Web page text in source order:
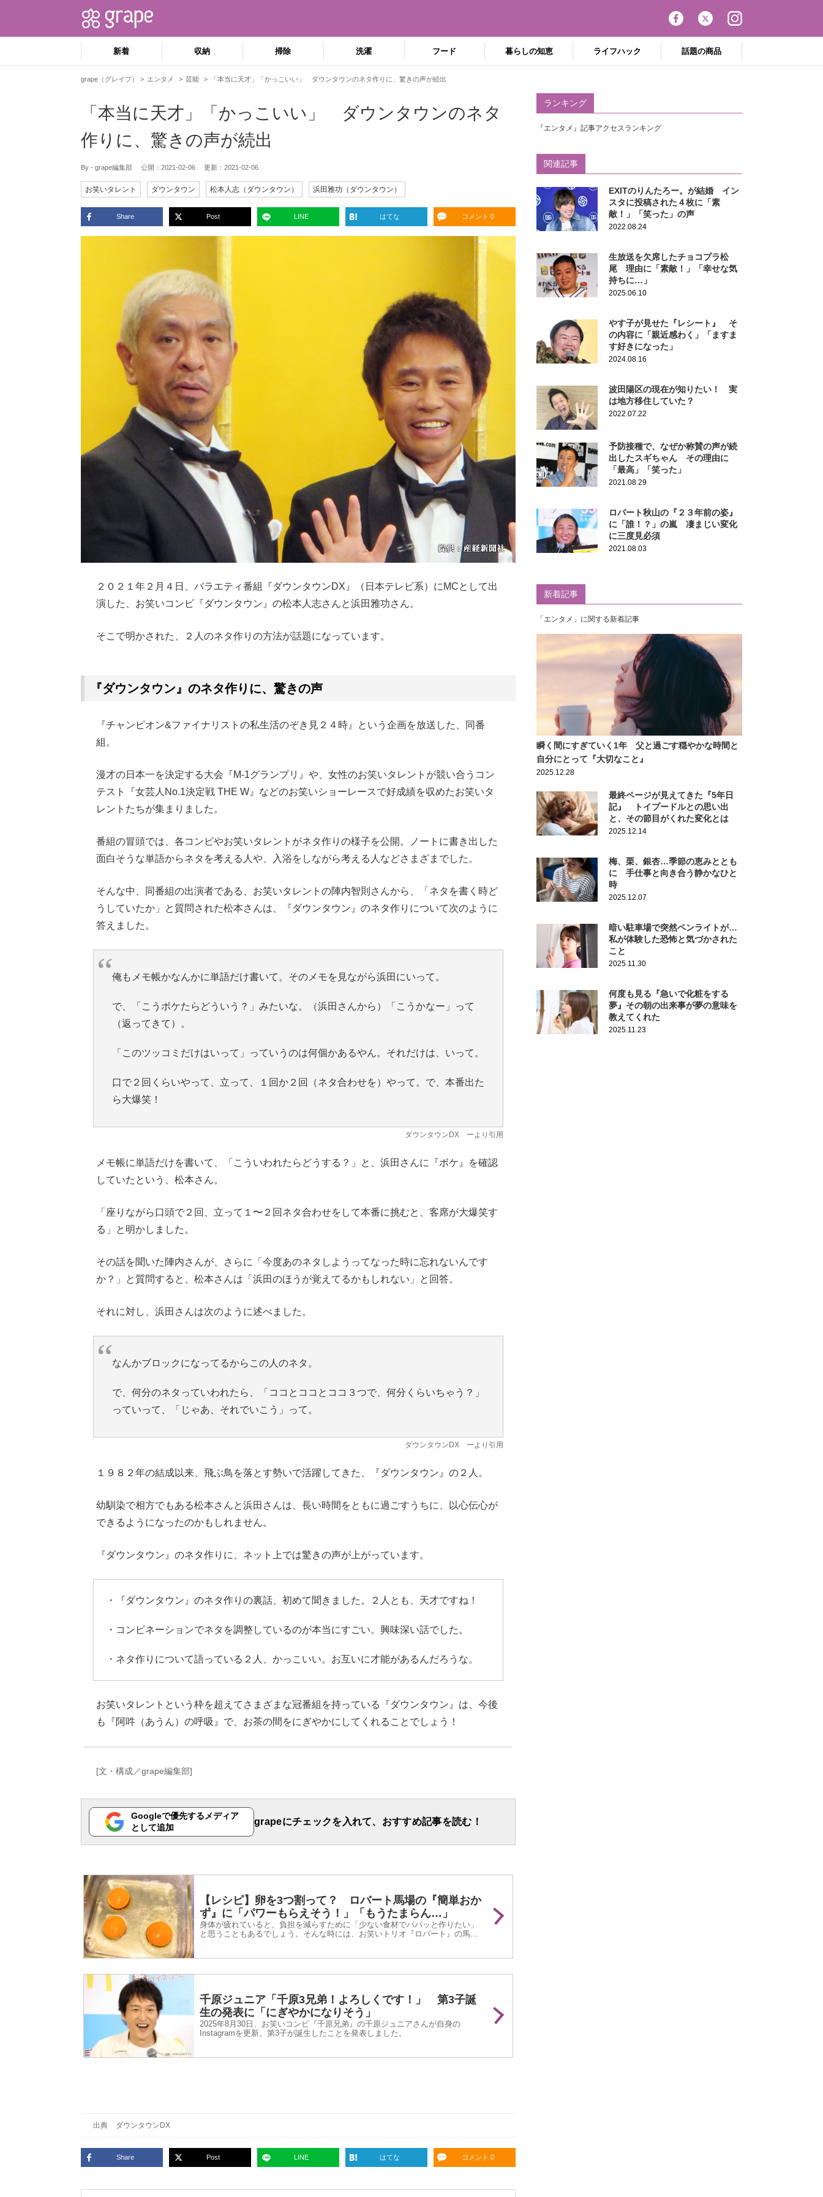
新着 収納 掃除 洗濯 フード 暮らしの知恵 ライフハック 話題の商品
grape（グレイプ） エンタメ 芸能 「本当に天才」「かっこいい」 ダウンタウンのネタ作りに、驚きの声が続出
「本当に天才」「かっこいい」 ダウンタウンのネタ
作りに、驚きの声が続出
By - grape編集部 公開： 2021-02-06 更新： 2021-02-06
お笑いタレント ダウンタウン 松本人志（ダウンタウン） 浜田雅功（ダウンタウン）
Share Post LINE はてな コメント 0
２０２１年２月４日、バラエティ番組『ダウンタウンDX』（日本テレビ系）にMCとして出
演した、お笑いコンビ『ダウンタウン』の松本人志さんと浜田雅功さん。
そこで明かされた、２人のネタ作りの方法が話題になっています。
『ダウンタウン』のネタ作りに、驚きの声
『チャンピオン&ファイナリストの私生活のぞき見２４時』という企画を放送した、同番
組。
漫才の日本一を決定する大会『M-1グランプリ』や、女性のお笑いタレントが競い合うコン
テスト『女芸人No.1決定戦 THE W』などのお笑いショーレースで好成績を収めたお笑いタ
レントたちが集まりました。
番組の冒頭では、各コンビやお笑いタレントがネタ作りの様子を公開。ノートに書き出した
面白そうな単語からネタを考える人や、入浴をしながら考える人などさまざまでした。
そんな中、同番組の出演者である、お笑いタレントの陣内智則さんから、「ネタを書く時ど
うしていたか」と質問された松本さんは、『ダウンタウン』のネタ作りについて次のように
答えました。
俺もメモ帳かなんかに単語だけ書いて。そのメモを見ながら浜田にいって。
で、「こうボケたらどういう？」みたいな。（浜田さんから）「こうかなー」って
（返ってきて）。
「このツッコミだけはいって」っていうのは何個かあるやん。それだけは、いって。
口で２回くらいやって、立って、１回か２回（ネタ合わせを）やって。で、本番出た
ら大爆笑！
ダウンタウンDX ーより引用
メモ帳に単語だけを書いて、「こういわれたらどうする？」と、浜田さんに『ボケ』を確認
していたという、松本さん。
「座りながら口頭で２回、立って１〜２回ネタ合わせをして本番に挑むと、客席が大爆笑す
る」と明かしました。
その話を聞いた陣内さんが、さらに「今度あのネタしようってなった時に忘れないんです
か？」と質問すると、松本さんは「浜田のほうが覚えてるかもしれない」と回答。
それに対し、浜田さんは次のように述べました。
なんかブロックになってるからこの人のネタ。
で、何分のネタっていわれたら、「ココとココとココ３つで、何分くらいちゃう？」
っていって、「じゃあ、それでいこう」って。
ダウンタウンDX ーより引用
１９８２年の結成以来、飛ぶ鳥を落とす勢いで活躍してきた、『ダウンタウン』の２人。
幼馴染で相方でもある松本さんと浜田さんは、長い時間をともに過ごすうちに、以心伝心が
できるようになったのかもしれません。
『ダウンタウン』のネタ作りに、ネット上では驚きの声が上がっています。
・『ダウンタウン』のネタ作りの裏話、初めて聞きました。２人とも、天才ですね！
・コンビネーションでネタを調整しているのが本当にすごい。興味深い話でした。
・ネタ作りについて語っている２人、かっこいい。お互いに才能があるんだろうな。
お笑いタレントという枠を超えてさまざまな冠番組を持っている『ダウンタウン』は、今後
も『阿吽（あうん）の呼吸』で、お茶の間をにぎやかにしてくれることでしょう！
[文・構成／grape編集部]
Googleで優先するメディア
として追加
grapeにチェックを入れて、おすすめ記事を読む！
【レシピ】卵を3つ割って？ ロバート馬場の『簡単おか
ず』に「パワーもらえそう！」「もうたまらん…」
身体が疲れていると、負担を減らすために「少ない食材でパパッと作りたい」
と思うこともあるでしょう。そんな時には、お笑いトリオ『ロバート』の馬場
千原ジュニア「千原3兄弟！よろしくです！」 第3子誕
生の発表に「にぎやかになりそう」
2025年8月30日、お笑いコンビ『千原兄弟』の千原ジュニアさんが自身の
Instagramを更新。第3子が誕生したことを発表しました。
出典 ダウンタウンDX
Share Post LINE はてな コメント 0
ランキング
『エンタメ』記事アクセスランキング
関連記事
EXITのりんたろー。が結婚 イン
スタに投稿された４枚に「素
敵！」「笑った」の声
2022.08.24
生放送を欠席したチョコプラ松
尾 理由に「素敵！」「幸せな気
持ちに…」
2025.06.10
やす子が見せた『レシート』 そ
の内容に「親近感わく」「ますま
す好きになった」
2024.08.16
波田陽区の現在が知りたい！ 実
は地方移住していた？
2022.07.22
予防接種で、なぜか称賛の声が続
出したスギちゃん その理由に
「最高」「笑った」
2021.08.29
ロバート秋山の『２３年前の姿』
に「誰！？」の嵐 凄まじい変化
に三度見必須
2021.08.03
新着記事
「エンタメ」に関する新着記事
瞬く間にすぎていく1年 父と過ごす穏やかな時間と
自分にとって『大切なこと』
2025.12.28
最終ページが見えてきた『5年日
記』 トイプードルとの思い出
と、その節目がくれた変化とは
2025.12.14
梅、栗、銀杏…季節の恵みととも
に 手仕事と向き合う静かなひと
時
2025.12.07
暗い駐車場で突然ペンライトが…
私が体験した恐怖と気づかされた
こと
2025.11.30
何度も見る『急いで化粧をする
夢』その朝の出来事が夢の意味を
教えてくれた
2025.11.23